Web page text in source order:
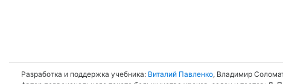
Разработка и поддержка учебника: Виталий Павленко, Владимир